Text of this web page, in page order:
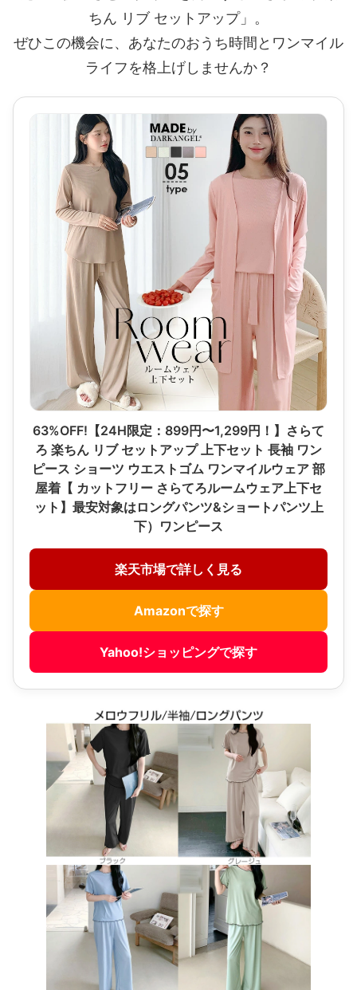
ちん リブ セットアップ」。
ぜひこの機会に、あなたのおうち時間とワンマイル
ライフを格上げしませんか？
63%OFF!【24H限定：899円〜1,299円！】さらて
ろ 楽ちん リブ セットアップ 上下セット 長袖 ワン
ピース ショーツ ウエストゴム ワンマイルウェア 部
屋着【 カットフリー さらてろルームウェア上下セ
ット】最安対象はロングパンツ&ショートパンツ上
下）ワンピース
楽天市場で詳しく見る
Amazonで探す
Yahoo!ショッピングで探す